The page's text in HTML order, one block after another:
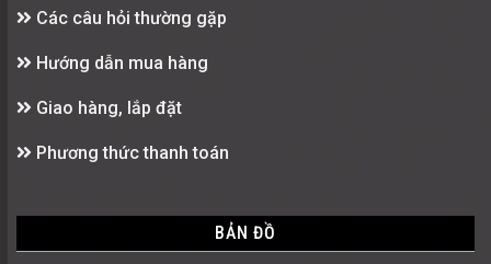
Các câu hỏi thường gặp
Hướng dẫn mua hàng
Giao hàng, lắp đặt
Phương thức thanh toán
BẢN ĐỒ